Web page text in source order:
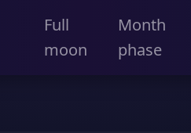
Full
moon
Month
phase